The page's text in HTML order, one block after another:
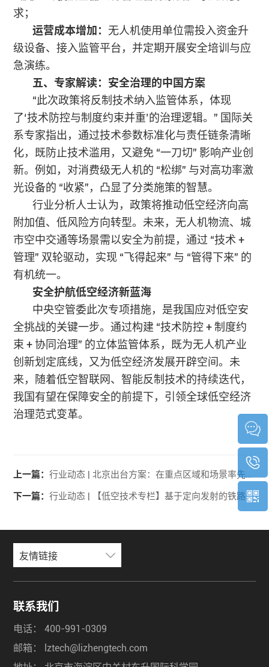
求；
运营成本增加： 无人机使用单位需投入资金升
级设备、接入监管平台，并定期开展安全培训与应
急演练。
五、专家解读：安全治理的中国方案
“此次政策将反制技术纳入监管体系，体现
了‘技术防控与制度约束并重’的治理逻辑。” 国际关
系专家指出，通过技术参数标准化与责任链条清晰
化，既防止技术滥用，又避免 “一刀切” 影响产业创
新。例如，对消费级无人机的 “松绑” 与对高功率激
光设备的 “收紧”，凸显了分类施策的智慧。
行业分析人士认为，政策将推动低空经济向高
附加值、低风险方向转型。未来，无人机物流、城
市空中交通等场景需以安全为前提，通过 “技术 +
管理” 双轮驱动，实现 “飞得起来” 与 “管得下来” 的
有机统一。
安全护航低空经济新蓝海
中央空管委此次专项措施，是我国应对低空安
全挑战的关键一步。通过构建 “技术防控 + 制度约
束 + 协同治理” 的立体监管体系，既为无人机产业
创新划定底线，又为低空经济发展开辟空间。未
来，随着低空智联网、智能反制技术的持续迭代，
我国有望在保障安全的前提下，引领全球低空经济
治理范式变革。
上一篇：
行业动态 | 北京出台方案：在重点区域和场景率先部署5G-A低空感知网络，实现本市低空飞行航线全域连续覆盖
下一篇：
行业动态 | 【低空技术专栏】基于定向发射的铁路沿线无人机反制技术研究
友情链接
联系我们
电话：
400-991-0309
邮箱：
lztech@lizhengtech.com